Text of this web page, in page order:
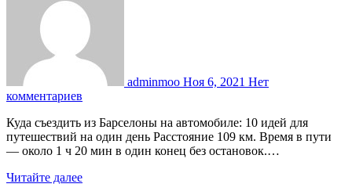
adminmoo Ноя 6, 2021 Нет
комментариев
Куда съездить из Барселоны на автомобиле: 10 идей для
путешествий на один день Расстояние 109 км. Время в пути
— около 1 ч 20 мин в один конец без остановок.…
Читайте далее